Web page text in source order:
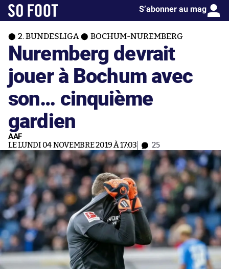
S’abonner au mag
2. BUNDESLIGA BOCHUM-NUREMBERG
Nuremberg devrait
jouer à Bochum avec
son… cinquième
gardien
AAF
LE LUNDI 04 NOVEMBRE 2019 À 17:03 25